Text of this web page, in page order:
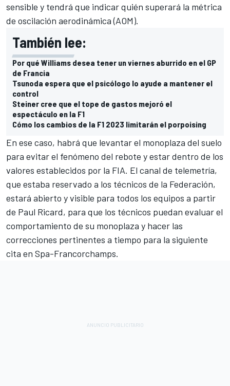
sensible y tendrá que indicar quién superará la métrica
de oscilación aerodinámica (AOM).
También lee:
Por qué Williams desea tener un viernes aburrido en el GP
de Francia
Tsunoda espera que el psicólogo lo ayude a mantener el
control
Steiner cree que el tope de gastos mejoró el
espectáculo en la F1
Cómo los cambios de la F1 2023 limitarán el porpoising
En ese caso, habrá que levantar el monoplaza del suelo
para evitar el fenómeno del rebote y estar dentro de los
valores establecidos por la FIA. El canal de telemetría,
que estaba reservado a los técnicos de la Federación,
estará abierto y visible para todos los equipos a partir
de Paul Ricard, para que los técnicos puedan evaluar el
comportamiento de su monoplaza y hacer las
correcciones pertinentes a tiempo para la siguiente
cita en Spa-Francorchamps.